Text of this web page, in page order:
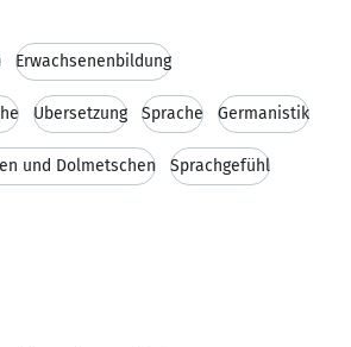
Erwachsenenbildung
Übersetzung Sprache Germanistik
und Dolmetschen Sprachgefühl